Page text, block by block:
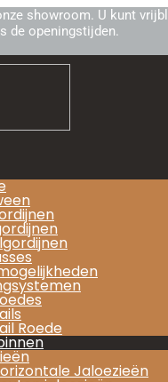
showroom. U kunt
de openingstijden.
Roede
Jaloezieën